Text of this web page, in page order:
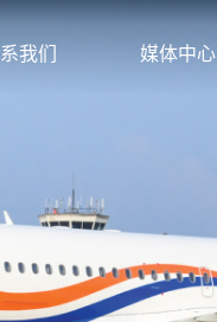
我们 媒体中心